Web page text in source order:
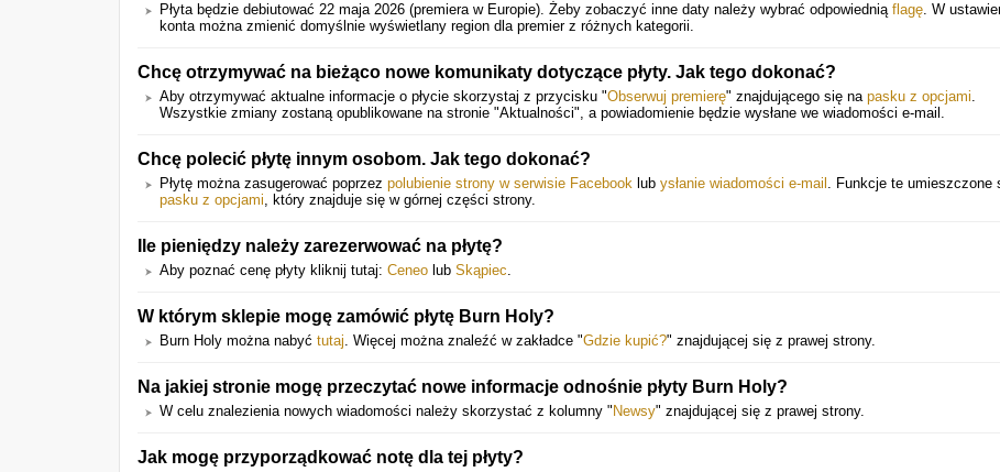
Płyta będzie debiutować 22 maja 2026 (premiera w Europie). Żeby zobaczyć inne daty należy wybrać odpowiednią flagę. W
konta można zmienić domyślnie wyświetlany region dla premier z różnych kategorii.
Chcę otrzymywać na bieżąco nowe komunikaty dotyczące płyty. Jak tego dokonać?
Aby otrzymywać aktualne informacje o płycie skorzystaj z przycisku "Obserwuj premierę" znajdującego się na pasku z opcjami.
Wszystkie zmiany zostaną opublikowane na stronie "Aktualności", a powiadomienie będzie wysłane we wiadomości e-mail.
Chcę polecić płytę innym osobom. Jak tego dokonać?
Płytę można zasugerować poprzez polubienie strony w serwisie Facebook lub ysłanie wiadomości e-mail . Funkcje te umieszczone
pasku z opcjami, który znajduje się w górnej części strony.
Ile pieniędzy należy zarezerwować na płytę?
Aby poznać cenę płyty kliknij tutaj: Ceneo lub Skąpiec.
W którym sklepie mogę zamówić płytę Burn Holy?
Burn Holy można nabyć tutaj. Więcej można znaleźć w zakładce "Gdzie kupić?" znajdującej się z prawej strony.
Na jakiej stronie mogę przeczytać nowe informacje odnośnie płyty Burn Holy?
W celu znalezienia nowych wiadomości należy skorzystać z kolumny " Newsy" znajdującej się z prawej strony.
Jak mogę przyporządkować notę dla tej płyty?